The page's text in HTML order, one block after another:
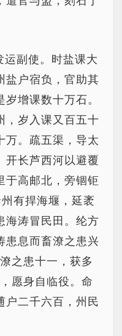
运副使。时盐课大
盐户宿负，官助其
增课数十万石。
，岁入课又百五十
万。疏五渠，导太
开长芦西河以避覆
于高邮北，旁锢钜
有捍海堰，延袤
海涛冒民田。纶方
患息而畜潦之患兴
之患十一，获多
愿身自临役。命
户二千六百，州民